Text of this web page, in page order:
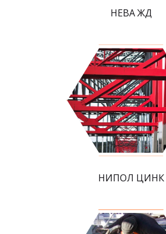
НЕВА ЖД
НИПОЛ ЦИНК